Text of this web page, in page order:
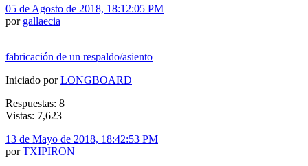
05 de Agosto de 2018, 18:12:05 PM
por gallaecia
fabricación de un respaldo/asiento
Iniciado porLONGBOARD
Respuestas: 8
Vistas: 7,623
13 de Mayo de 2018, 18:42:53 PM
porTXIPIRON